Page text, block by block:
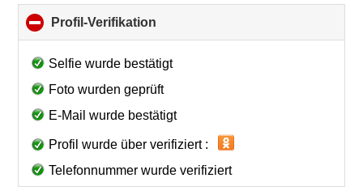
Profil-Verifikation
to
contents
Selfie wurde bestätigt
Foto wurden geprüft
E-Mail wurde bestätigt
Profil wurde über verifiziert :
Telefonnummer wurde verifiziert